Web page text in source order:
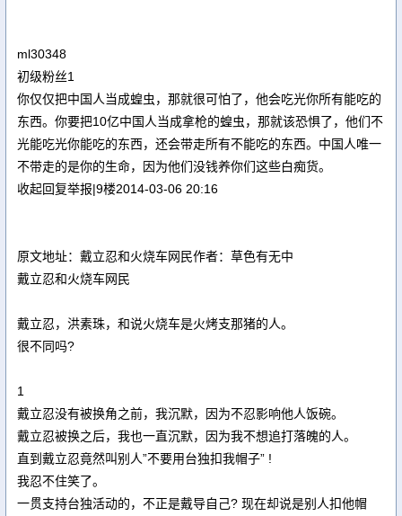
ml30348
初级粉丝1
你仅仅把中国人当成蝗虫，那就很可怕了，他会吃光你所有能吃的
东西。你要把10亿中国人当成拿枪的蝗虫，那就该恐惧了，他们不
光能吃光你能吃的东西，还会带走所有不能吃的东西。中国人唯一
不带走的是你的生命，因为他们没钱养你们这些白痴货。
收起回复举报|9楼2014-03-06 20:16
原文地址：戴立忍和火烧车网民作者：草色有无中
戴立忍和火烧车网民
戴立忍，洪素珠，和说火烧车是火烤支那猪的人。
很不同吗?
1
戴立忍没有被换角之前，我沉默，因为不忍影响他人饭碗。
戴立忍被换之后，我也一直沉默，因为我不想追打落魄的人。
直到戴立忍竟然叫别人”不要用台独扣我帽子” !
我忍不住笑了。
一贯支持台独活动的，不正是戴导自己? 现在却说是别人扣他帽